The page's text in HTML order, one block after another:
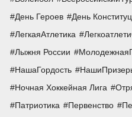
День Героев
День
ЛегкаяАтлетика
Лыжня России
НашаГордость
Ночная Хоккейная Лига
Патриотика
Первенство